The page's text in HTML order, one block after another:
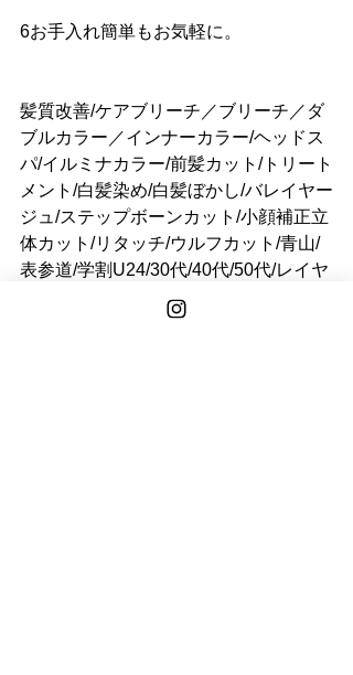
6お手入れ簡単もお気軽に。
髪質改善/ケアブリーチ／ブリーチ／ダ
ブルカラー／インナーカラー/ヘッドス
パ/イルミナカラー/前髪カット/トリート
メント/白髪染め/白髪ぼかし/バレイヤー
ジュ/ステップボーンカット/小顔補正立
体カット/リタッチ/ウルフカット/青山/
表参道/学割U24/30代/40代/50代/レイヤ